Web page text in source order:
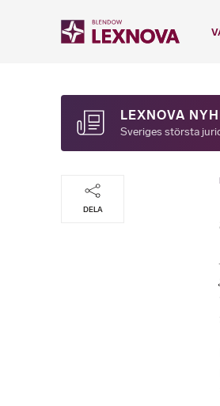
LEXNOVA
Sveriges största
DELA